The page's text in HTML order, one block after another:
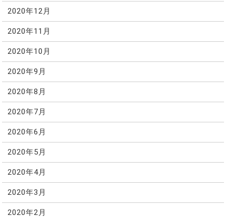
2020年12月
2020年11月
2020年10月
2020年9月
2020年8月
2020年7月
2020年6月
2020年5月
2020年4月
2020年3月
2020年2月